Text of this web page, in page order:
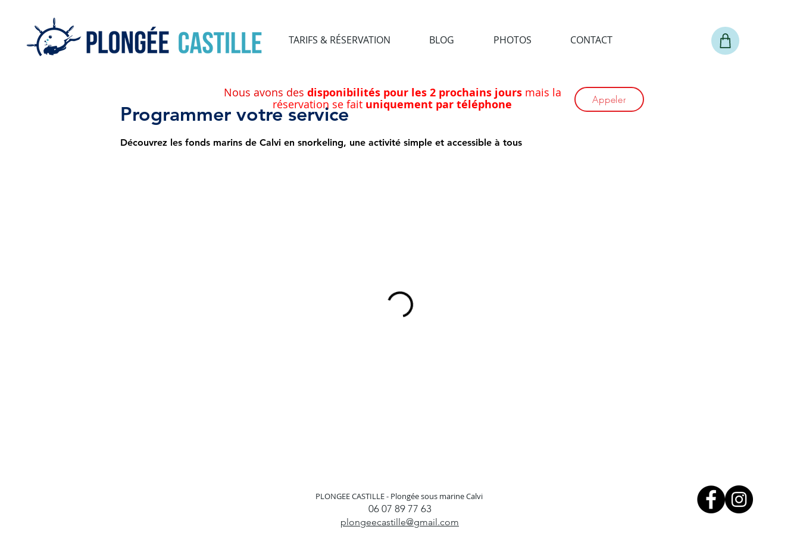
TARIFS & RÉSERVATION BLOG PHOTOS CONTACT
Programmer votre service
Découvrez les fonds marins de Calvi en snorkeling, une activité simple et accessible à tous
Nous avons des disponibilités pour les 2 prochains joursmais la
réservation se fait uniquement par téléphone Appeler
PLONGEE CASTILLE - Plongée sous marine Calvi
06 07 89 77 63
plongeecastille@gmail.com